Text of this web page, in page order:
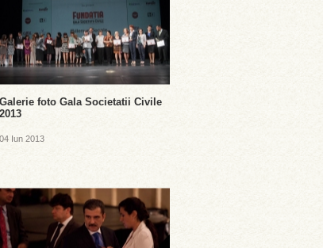
Galerie foto Gala Societatii Civile
2013
04 Iun 2013